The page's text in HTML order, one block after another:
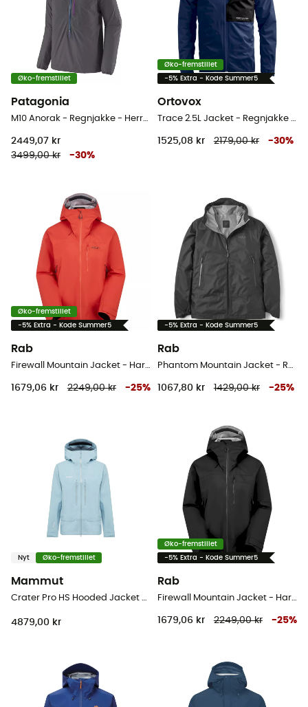
Øko-fremstillet
Patagonia
M10 Anorak - Regnjakke - Herrer
2449,07 kr
3499,00 kr
-30%
Øko-fremstillet
-5% Extra - Kode Summer5
Ortovox
Trace 2.5L Jacket - Regnjakke - Herrer
1525,08 kr 2179,00 kr -30%
Øko-fremstillet
-5% Extra - Kode Summer5
Rab
Firewall Mountain Jacket - Hardshell jakke - Herrer
1679,06 kr 2249,00 kr -25%
-5% Extra - Kode Summer5
Rab
Phantom Mountain Jacket - Regnjakke - Herrer
1067,80 kr 1429,00 kr -25%
Nyt Øko-fremstillet
Mammut
Crater Pro HS Hooded Jacket - Hardshell jakke - Herrer
4879,00 kr
Øko-fremstillet
-5% Extra - Kode Summer5
Rab
Firewall Mountain Jacket - Hardshell jakke - Herrer
1679,06 kr 2249,00 kr -25%